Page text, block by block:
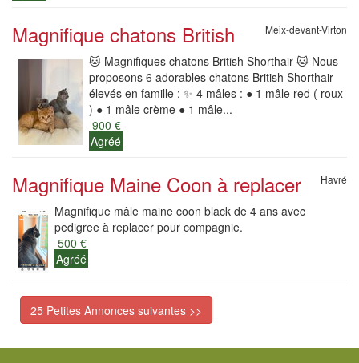
Magnifique chatons British Meix-devant-Virton
🐱 Magnifiques chatons British Shorthair 🐱 Nous
proposons 6 adorables chatons British Shorthair
élevés en famille : ✨ 4 mâles : ● 1 mâle red ( roux
) ● 1 mâle crème ● 1 mâle...
900 €
Agréé
Magnifique Maine Coon à replacer Havré
Magnifique mâle maine coon black de 4 ans avec
pedigree à replacer pour compagnie.
500 €
Agréé
25 Petites Annonces suivantes >>